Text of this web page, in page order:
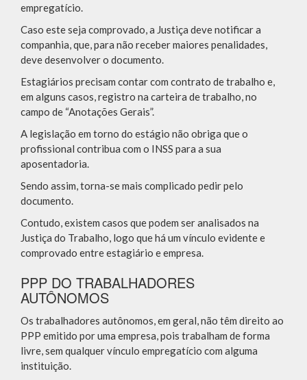
empregatício.
Caso este seja comprovado, a Justiça deve notificar a
companhia, que, para não receber maiores penalidades,
deve desenvolver o documento.
Estagiários precisam contar com contrato de trabalho e,
em alguns casos, registro na carteira de trabalho, no
campo de “Anotações Gerais”.
A legislação em torno do estágio não obriga que o
profissional contribua com o INSS para a sua
aposentadoria.
Sendo assim, torna-se mais complicado pedir pelo
documento.
Contudo, existem casos que podem ser analisados na
Justiça do Trabalho, logo que há um vínculo evidente e
comprovado entre estagiário e empresa.
PPP DO TRABALHADORES
AUTÔNOMOS
Os trabalhadores autônomos, em geral, não têm direito ao
PPP emitido por uma empresa, pois trabalham de forma
livre, sem qualquer vínculo empregatício com alguma
instituição.